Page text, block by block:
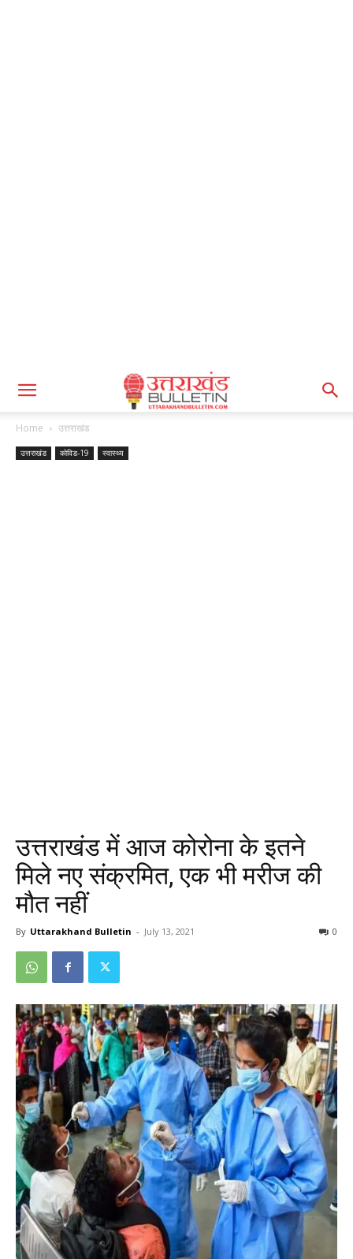
Home उत्तराखंड
उत्तराखंड कोविड-19 स्वास्थ्य
उत्तराखंड में आज कोरोना के इतने
मिले नए संक्रमित, एक भी मरीज की
मौत नहीं
By Uttarakhand Bulletin - July 13, 2021 0